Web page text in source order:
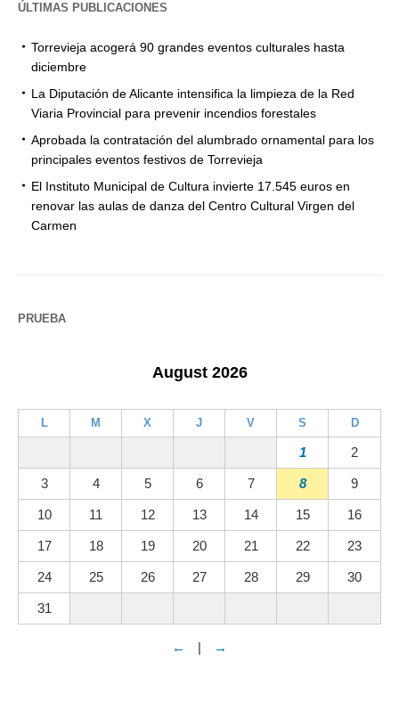
ÚLTIMAS PUBLICACIONES
Torrevieja acogerá 90 grandes eventos culturales hasta
diciembre
La Diputación de Alicante intensifica la limpieza de la Red
Viaria Provincial para prevenir incendios forestales
Aprobada la contratación del alumbrado ornamental para los
principales eventos festivos de Torrevieja
El Instituto Municipal de Cultura invierte 17.545 euros en
renovar las aulas de danza del Centro Cultural Virgen del
Carmen
PRUEBA
August 2026
L M X J V S D
1 2
3 4 5 6 7 8 9
10 11 12 13 14 15 16
17 18 19 20 21 22 23
24 25 26 27 28 29 30
31
← | →